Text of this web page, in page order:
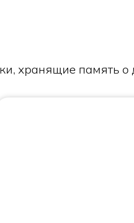
хранящие память о